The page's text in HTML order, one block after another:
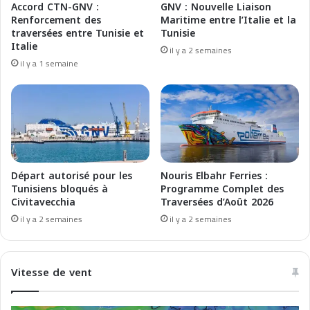
t
r
e
M
a
r
s
e
i
l
l
e
,
G
ê
e
e
t
l
a
g
e
s
u
b
e
n
t
i
o
n
n
é
p
u
r
l
Accord CTN-GNV :
Renforcement des
traversées entre Tunisie et
Italie
il y a 1 semaine
GNV : Nouvelle Liaison
Maritime entre l’Italie et la
Tunisie
il y a 2 semaines
Départ autorisé pour les
Tunisiens bloqués à
Civitavecchia
il y a 2 semaines
Nouris Elbahr Ferries :
Programme Complet des
Traversées d’Août 2026
il y a 2 semaines
Vitesse de vent